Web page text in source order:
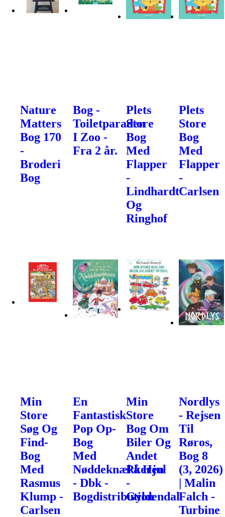
Nature
Matters
Bog 170
-
Broderi
Bog
Bog -
Toiletparaden
I Zoo -
Fra 2 år.
Plets
Store
Bog
Med
Flapper
-
Lindhardt
Og
Ringhof
Plets
Store
Bog
Med
Flapper
-
Carlsen
Min
Store
Søg Og
Find-
Bog
Med
Rasmus
Klump -
Carlsen
En
Fantastisk
Pop Op-
Bog
Med
Nøddeknækkeren
- Dbk -
Bogdistribution
Min
Store
Bog Om
Biler Og
Andet
På Hjul
-
Gyldendal
Nordlys
- Rejsen
Til
Røros,
Bog 8
(3, 2026)
| Malin
Falch -
Turbine